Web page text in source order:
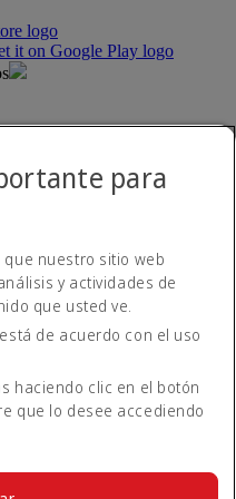
para
nuestro sitio web
y actividades de
que usted ve.
de acuerdo con el uso
haciendo clic en el botón
que lo desee accediendo